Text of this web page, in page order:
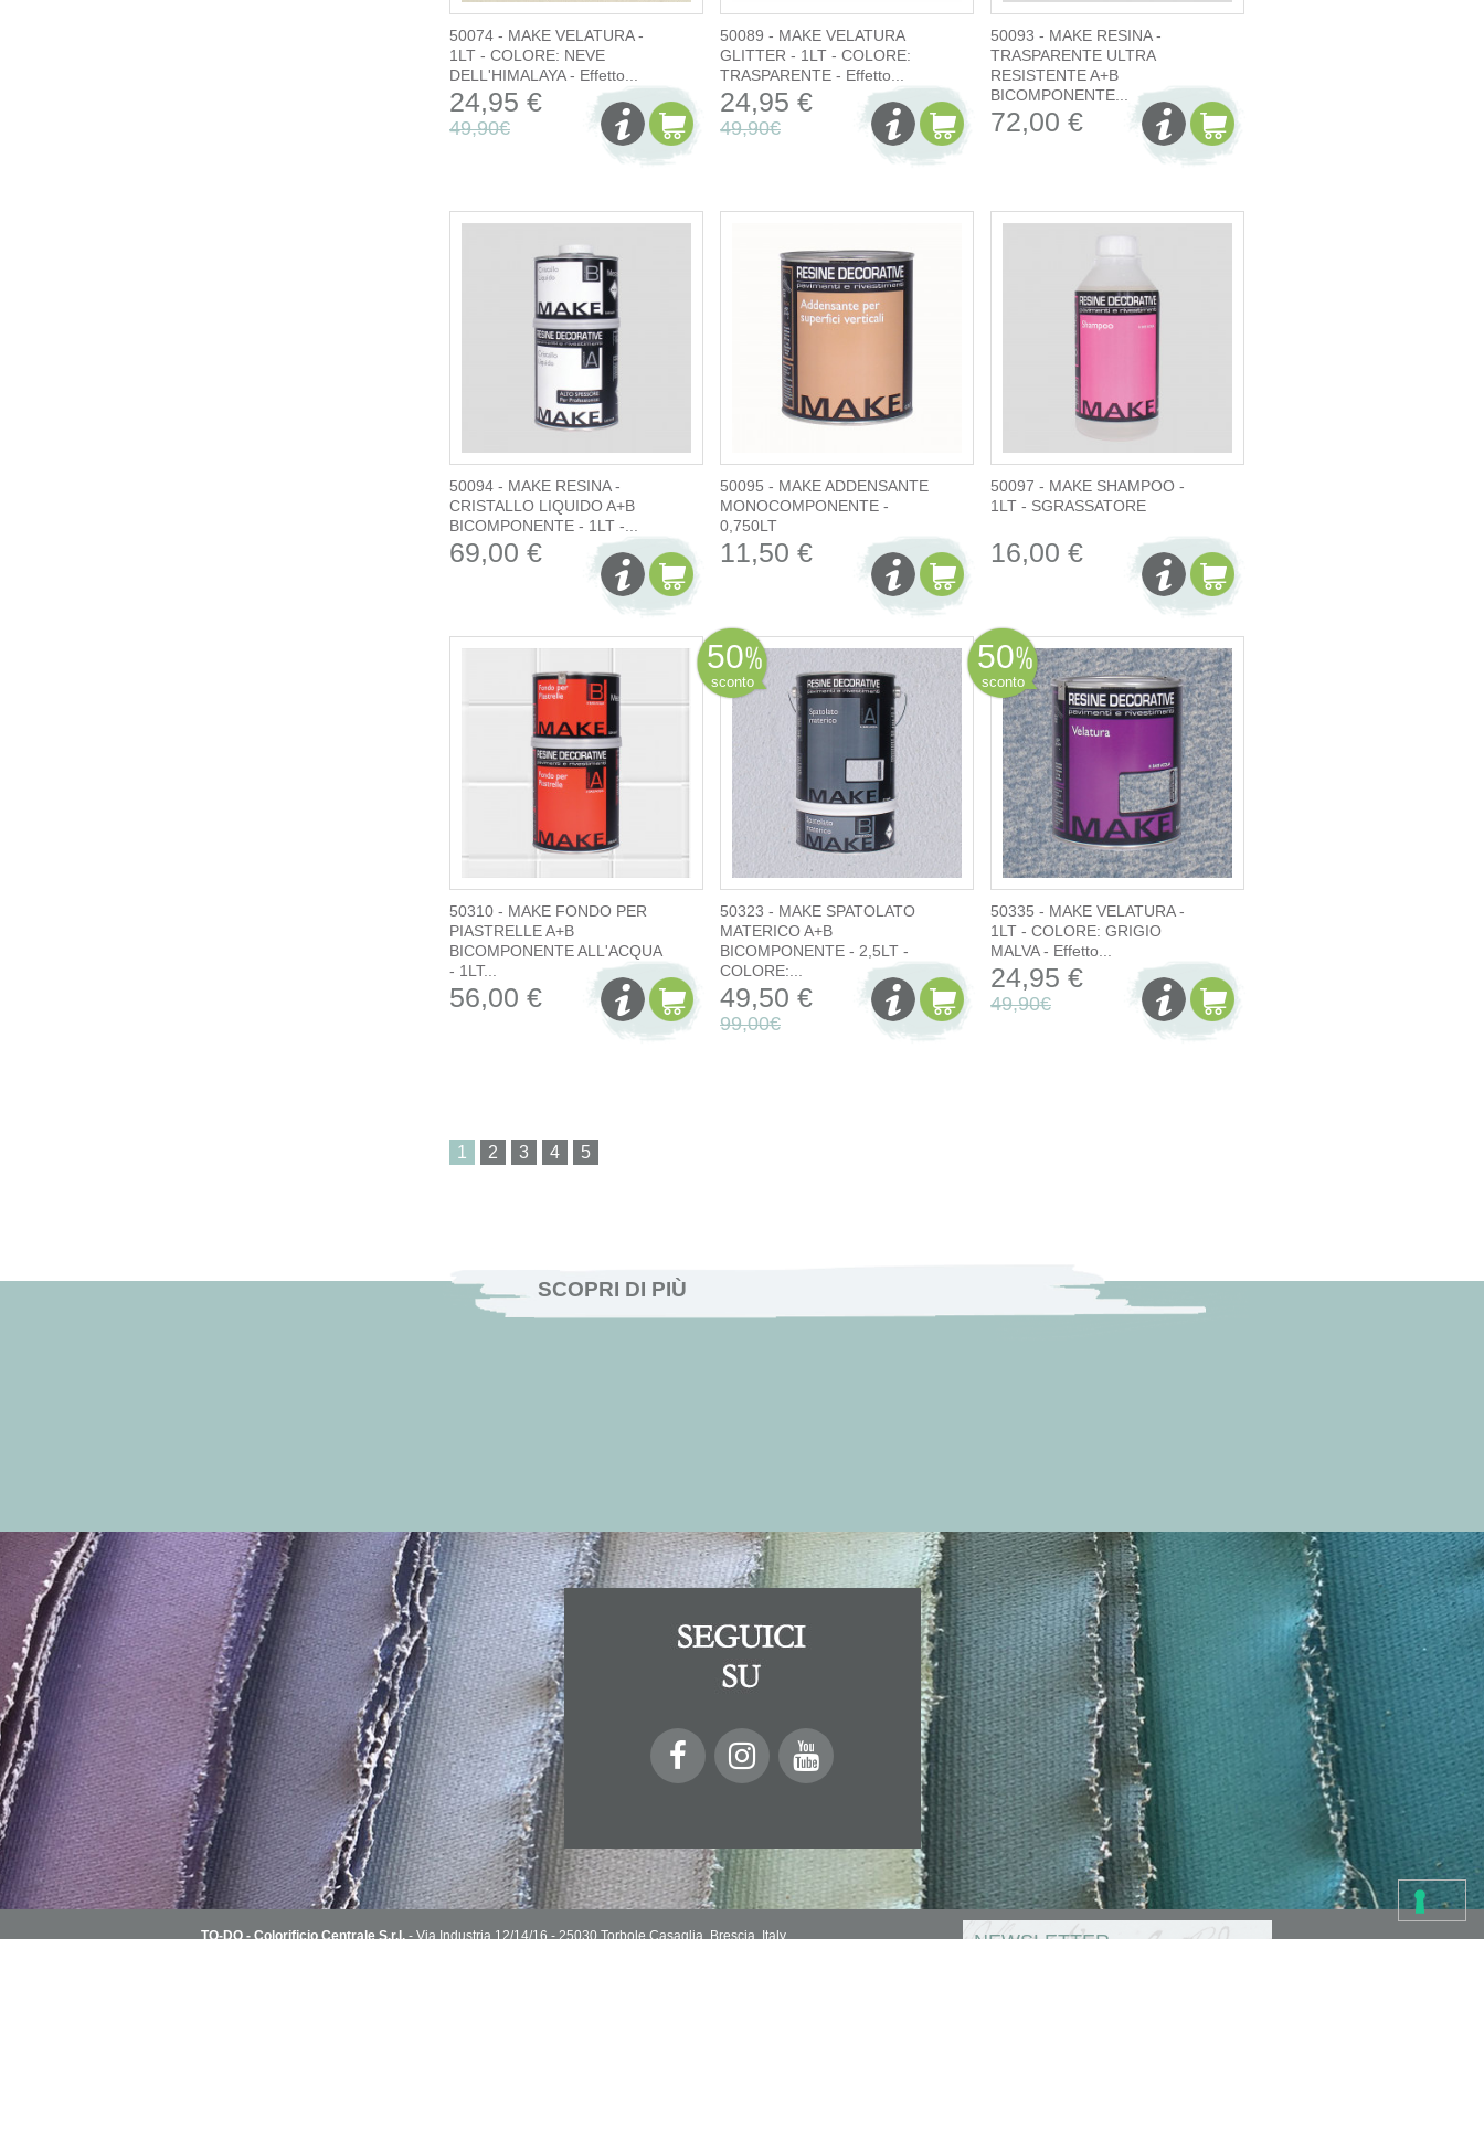
50074 - MAKE VELATURA -
1LT - COLORE: NEVE
DELL'HIMALAYA - Effetto...
24,95 €
49,90€
50089 - MAKE VELATURA
GLITTER - 1LT - COLORE:
TRASPARENTE - Effetto...
24,95 €
49,90€
50093 - MAKE RESINA -
TRASPARENTE ULTRA
RESISTENTE A+B
BICOMPONENTE...
72,00 €
50094 - MAKE RESINA -
CRISTALLO LIQUIDO A+B
BICOMPONENTE - 1LT -...
69,00 €
50095 - MAKE ADDENSANTE
MONOCOMPONENTE -
0,750LT
11,50 €
50097 - MAKE SHAMPOO -
1LT - SGRASSATORE
16,00 €
50310 - MAKE FONDO PER
PIASTRELLE A+B
BICOMPONENTE ALL'ACQUA
- 1LT...
56,00 €
50
sconto
50323 - MAKE SPATOLATO
MATERICO A+B
BICOMPONENTE - 2,5LT -
COLORE:...
49,50 €
99,00€
50
sconto
50335 - MAKE VELATURA -
1LT - COLORE: GRIGIO
MALVA - Effetto...
24,95 €
49,90€
1
SCOPRI DI PIÙ
TO-DO - Colorificio Centrale S.r.l.- Via Industria 12/14/16 - 25030 Torbole Casaglia, Brescia, Italy
NEWSLETTER